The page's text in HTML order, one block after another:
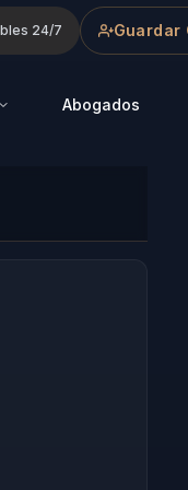
24/7 Guardar
Abogados